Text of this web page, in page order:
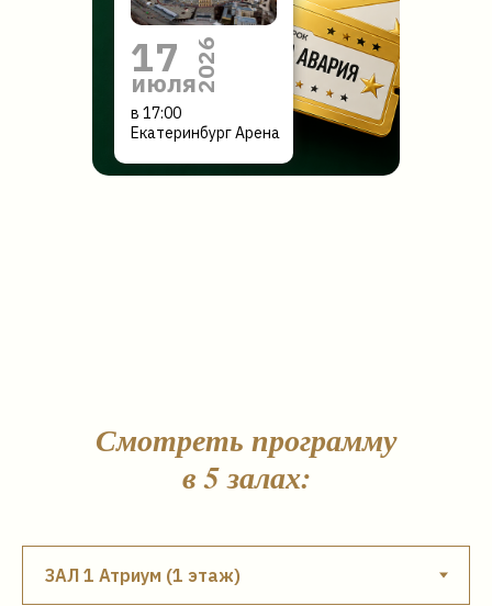
в 17:00
Екатеринбург Арена
июля2026
17
Смотреть программу
в 5 залах: